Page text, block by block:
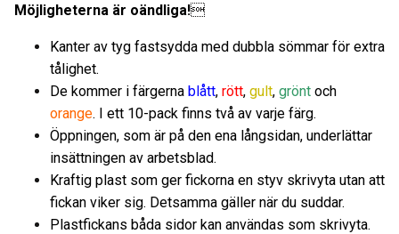
Möjligheterna är oändliga!
Kanter av tyg fastsydda med dubbla sömmar för extra
tålighet.
De kommer i färgerna blått, rött, gult, grönt och
orange. I ett 10-pack finns två av varje färg.
Öppningen, som är på den ena långsidan, underlättar
insättningen av arbetsblad.
Kraftig plast som ger fickorna en styv skrivyta utan att
fickan viker sig. Detsamma gäller när du suddar.
Plastfickans båda sidor kan användas som skrivyta.